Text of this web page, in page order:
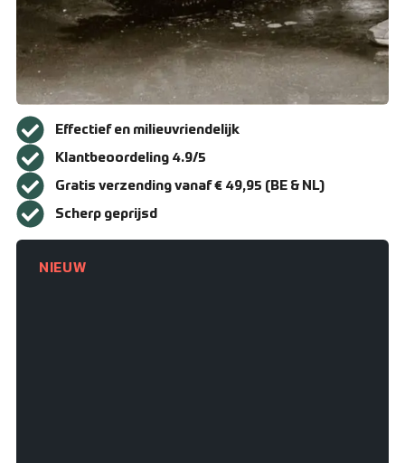
Contact
Resellers
Zakelijk bestellen
Levering en verzending
Bestellen en betalen
Retourneren
Effectief en milieuvriendelijk
Klantbeoordeling 4.9/5
Gratis verzending vanaf € 49,95 (BE & NL)
Scherp geprijsd
NIEUW